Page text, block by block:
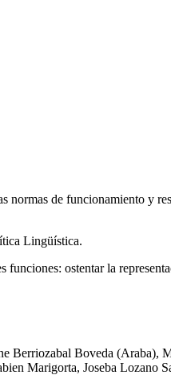
normas de funcionamiento y
Lingüística.
ostentar la
Berriozabal Boveda (Araba),
Marigorta, Joseba Lozano